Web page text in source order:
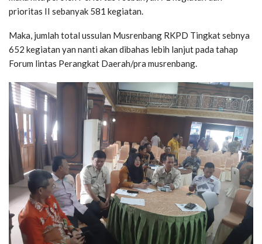
prioritas II sebanyak 581 kegiatan.
Maka, jumlah total ussulan Musrenbang RKPD Tingkat sebnya
652 kegiatan yan nanti akan dibahas lebih lanjut pada tahap
Forum lintas Perangkat Daerah/pra musrenbang.